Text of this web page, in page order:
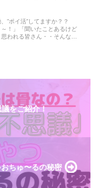
”ポイ活”してますか？？
～！」「聞いたことあるけど
われる皆さん・・そんなに
をご紹介！
ちゅ〜るの秘密